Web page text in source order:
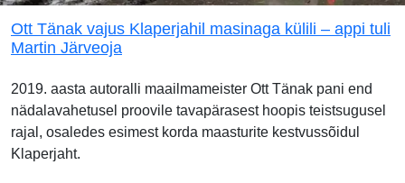
Ott Tänak vajus Klaperjahil masinaga külili – appi tuli
Martin Järveoja
2019. aasta autoralli maailmameister Ott Tänak pani end
nädalavahetusel proovile tavapärasest hoopis teistsugusel
rajal, osaledes esimest korda maasturite kestvussõidul
Klaperjaht.